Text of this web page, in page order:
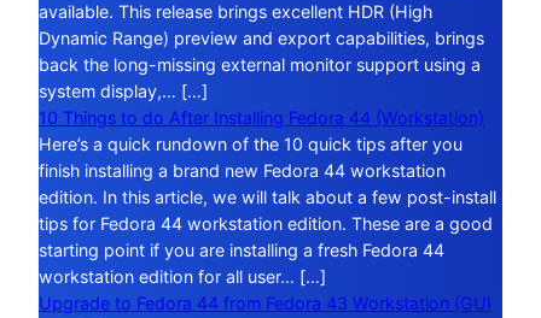
available. This release brings excellent HDR (High
Dynamic Range) preview and export capabilities, brings
back the long-missing external monitor support using a
system display,… […]
10 Things to do After Installing Fedora 44 (Workstation)
Here’s a quick rundown of the 10 quick tips after you
finish installing a brand new Fedora 44 workstation
edition. In this article, we will talk about a few post-install
tips for Fedora 44 workstation edition. These are a good
starting point if you are installing a fresh Fedora 44
workstation edition for all user… […]
Upgrade to Fedora 44 from Fedora 43 Workstation (GUI